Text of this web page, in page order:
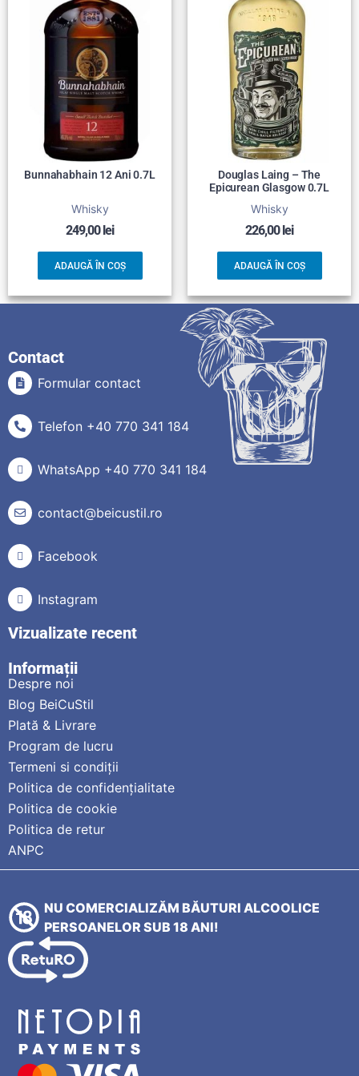
Bunnahabhain 12 Ani 0.7L
Whisky
249,00lei
ADAUGĂ ÎN COȘ
Douglas Laing – The
Epicurean Glasgow 0.7L
Whisky
226,00lei
ADAUGĂ ÎN COȘ
Contact
Formular contact
Telefon +40 770 341 184
WhatsApp +40 770 341 184
contact@beicustil.ro
Facebook
Instagram
Vizualizate recent
Informații
Despre noi
Blog BeiCuStil
Plată & Livrare
Program de lucru
Termeni si condiții
Politica de confidențialitate
Politica de cookie
Politica de retur
ANPC
NU COMERCIALIZĂM BĂUTURI ALCOOLICE
PERSOANELOR SUB 18 ANI!